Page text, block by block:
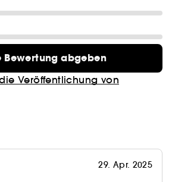
und jünger und
Jahr einen natürlichen Glow.
bestätigen, dass die
einen idealen
die einer intensiven
Bewertung abgeben
Veröffentlichung von
29. Apr. 2025